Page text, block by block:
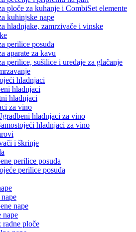
ploče za kuhanje i CombiSet elemente
kuhinjske nape
hladnjake, zamrzivače i vinske
perilice posuđa
aparate za kavu
perilice, sušilice i uređaje za glačanje
hladnjaci
hladnjaci
hladnjaci
za vino
hladnjaci za vino
hladnjaci za vino
i škrinje
perilice posuđa
perilice posuđa
nape
nape
radne ploče